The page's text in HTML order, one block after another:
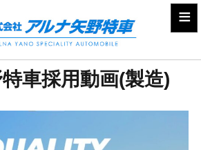
≡
車採用動画(製造)